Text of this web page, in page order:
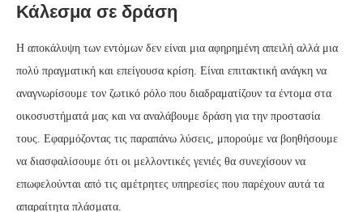
Κάλεσμα σε δράση
Η αποκάλυψη των εντόμων δεν είναι μια αφηρημένη απειλή αλλά μια
πολύ πραγματική και επείγουσα κρίση. Είναι επιτακτική ανάγκη να
αναγνωρίσουμε τον ζωτικό ρόλο που διαδραματίζουν τα έντομα στα
οικοσυστήματά μας και να αναλάβουμε δράση για την προστασία
τους. Εφαρμόζοντας τις παραπάνω λύσεις, μπορούμε να βοηθήσουμε
να διασφαλίσουμε ότι οι μελλοντικές γενιές θα συνεχίσουν να
επωφελούνται από τις αμέτρητες υπηρεσίες που παρέχουν αυτά τα
απαραίτητα πλάσματα.